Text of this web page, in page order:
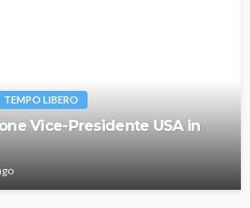
TEMPO LIBERO
Vice-Presidente USA in